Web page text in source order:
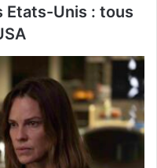
Etats-Unis : tous